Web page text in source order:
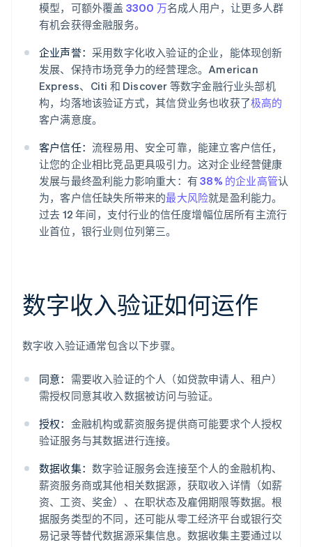
模型，可额外覆盖 3300 万名成人用户，让更多人群
有机会获得金融服务。
企业声誉： 采用数字化收入验证的企业，能体现创新
发展、保持市场竞争力的经营理念。American
Express、Citi 和 Discover 等数字金融行业头部机
构，均落地该验证方式，其信贷业务也收获了极高的
客户满意度。
客户信任： 流程易用、安全可靠，能建立客户信任，
让您的企业相比竞品更具吸引力。这对企业经营健康
发展与最终盈利能力影响重大：有38% 的企业高管认
为，客户信任缺失所带来的最大风险就是盈利能力。
过去 12 年间，支付行业的信任度增幅位居所有主流行
业首位，银行业则位列第三。
数字收入验证如何运作
数字收入验证通常包含以下步骤。
同意： 需要收入验证的个人（如贷款申请人、租户）
需授权同意其收入数据被访问与验证。
授权： 金融机构或薪资服务提供商可能要求个人授权
验证服务与其数据进行连接。
数据收集： 数字验证服务会连接至个人的金融机构、
薪资服务商或其他相关数据源，获取收入详情（如薪
资、工资、奖金）、在职状态及雇佣期限等数据。根
据服务类型的不同，还可能从零工经济平台或银行交
易记录等替代数据源采集信息。数据收集主要通过以